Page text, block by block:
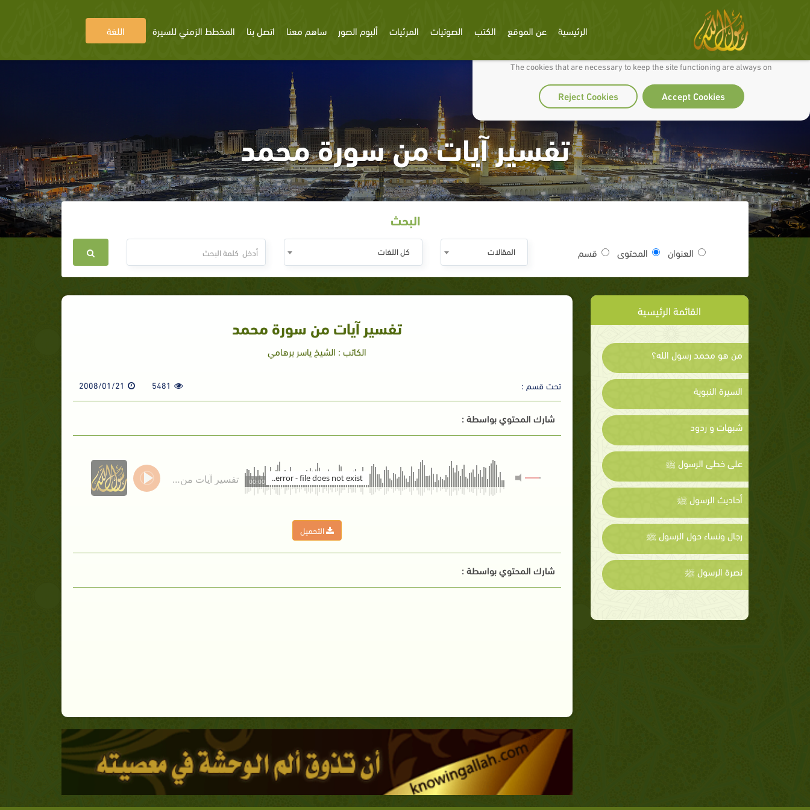
We use cookies to make our site work well for you and so we can continually improve it.
The cookies that are necessary to keep the site functioning are always on
Accept Cookies
Reject Cookies
الرئيسية عن الموقع الكتب الصوتيات المرئيات ألبوم الصور ساهم معنا اتصل بنا المخطط الزمني للسيرة اللغة
تفسير آيات من سورة محمد
البحث
العنوان المحتوى قسم المقالات كل اللغات
القائمة الرئيسية
من هو محمد رسول الله؟
السيرة النبوية
شبهات و ردود
على خطى الرسول ﷺ
أحاديث الرسول ﷺ
رجال ونساء حول الرسول ﷺ
نصرة الرسول ﷺ
تفسير آيات من سورة محمد
الكاتب : الشيخ ياسر برهامي
تحت قسم : 5481
2008/01/21
شارك المحتوي بواسطة :
تفسير آيات من سورة محمد 00:00 error - file does not exist..
التحميل
شارك المحتوي بواسطة :